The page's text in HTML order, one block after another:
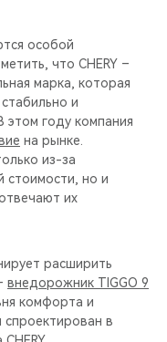
особой
что CHERY –
марка, которая
и
этом году компания
на рынке.
из-за
стоимости, но и
их
расширить
внедорожник TIGGO 9
комфорта и
спроектирован в